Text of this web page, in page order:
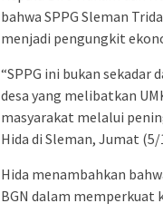
bahwa SPPG Sleman
menjadi pengungkit
“SPPG ini bukan
desa yang melibatkan
masyarakat melalui
Hida di Sleman, Jumat (5/
Hida menambahkan
BGN dalam